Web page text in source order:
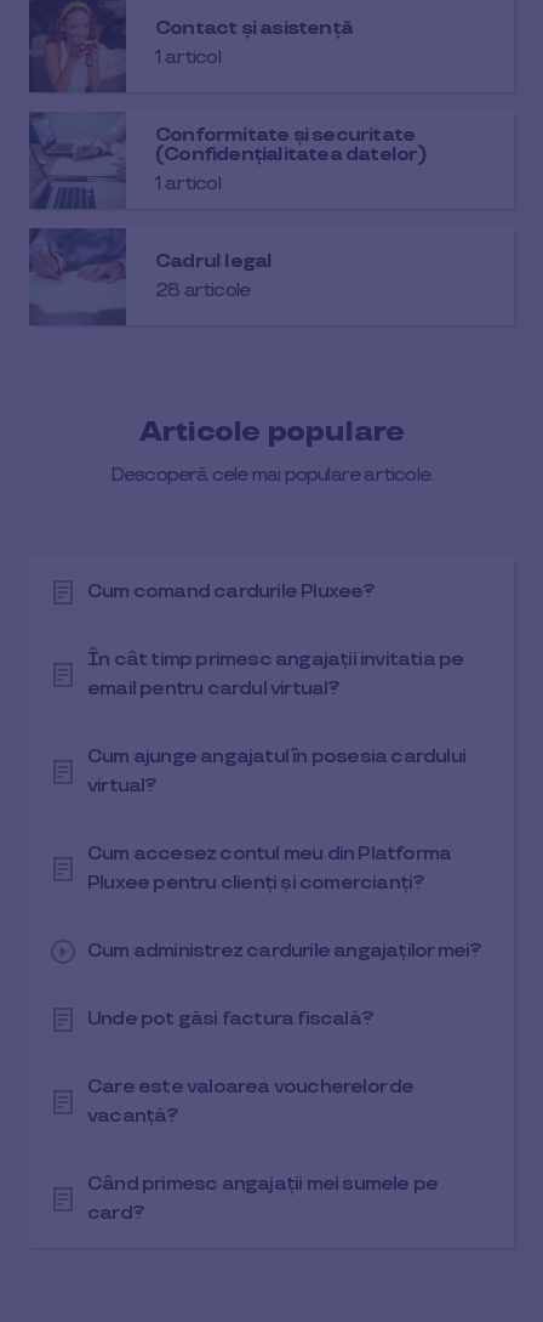
Contact și asistență
1 articol
Conformitate și securitate
(Confidențialitatea datelor)
1 articol
Cadrul legal
28 articole
Articole populare
Descoperă cele mai populare articole.
Cum comand cardurile Pluxee?
În cât timp primesc angajații invitatia pe
email pentru cardul virtual?
Cum ajunge angajatul în posesia cardului
virtual?
Cum accesez contul meu din Platforma
Pluxee pentru clienți și comercianți?
Cum administrez cardurile angajaților mei?
Unde pot găsi factura fiscală?
Care este valoarea voucherelor de
vacanță?
Când primesc angajații mei sumele pe
card?